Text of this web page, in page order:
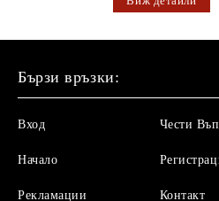
Бързи връзки:
Вход
Начало
Рекламации
Чести
Контакт